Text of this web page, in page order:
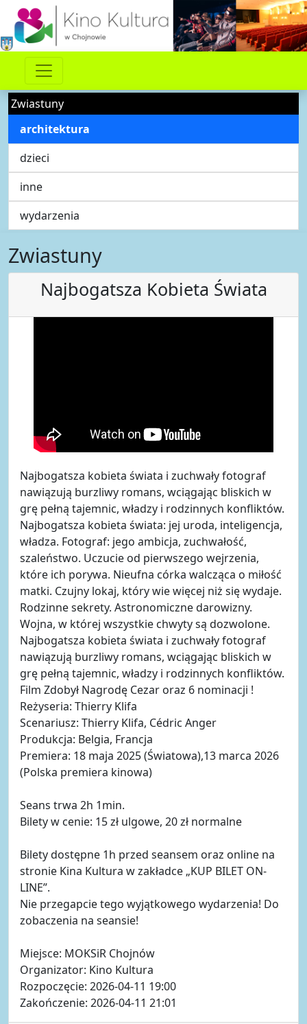
Zwiastuny
architektura
dzieci
inne
wydarzenia
Zwiastuny
Najbogatsza Kobieta Świata
Najbogatsza kobieta świata i zuchwały fotograf
nawiązują burzliwy romans, wciągając bliskich w
grę pełną tajemnic, władzy i rodzinnych konfliktów.
Najbogatsza kobieta świata: jej uroda, inteligencja,
władza. Fotograf: jego ambicja, zuchwałość,
szaleństwo. Uczucie od pierwszego wejrzenia,
które ich porywa. Nieufna córka walcząca o miłość
matki. Czujny lokaj, który wie więcej niż się wydaje.
Rodzinne sekrety. Astronomiczne darowizny.
Wojna, w której wszystkie chwyty są dozwolone.
Najbogatsza kobieta świata i zuchwały fotograf
nawiązują burzliwy romans, wciągając bliskich w
grę pełną tajemnic, władzy i rodzinnych konfliktów.
Film Zdobył Nagrodę Cezar oraz 6 nominacji !
Reżyseria: Thierry Klifa
Scenariusz: Thierry Klifa, Cédric Anger
Produkcja: Belgia, Francja
Premiera: 18 maja 2025 (Światowa),13 marca 2026
(Polska premiera kinowa)
Seans trwa 2h 1min.
Bilety w cenie: 15 zł ulgowe, 20 zł normalne
Bilety dostępne 1h przed seansem oraz online na
stronie Kina Kultura w zakładce „KUP BILET ON-
LINE”.
Nie przegapcie tego wyjątkowego wydarzenia! Do
zobaczenia na seansie!
Miejsce: MOKSiR Chojnów
Organizator: Kino Kultura
Rozpoczęcie: 2026-04-11 19:00
Zakończenie: 2026-04-11 21:01